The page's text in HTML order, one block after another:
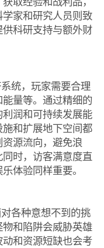
家和研究人员则致
科研支持与额外财
统，玩家需要合理
量等。通过精细的
润和可持续发展能
和扩展地下空间都
源流向，避免浪
时，访客满意度直
体验同样重要。
各种意想不到的挑
和陷阱会威胁英雄
和资源短缺也会考